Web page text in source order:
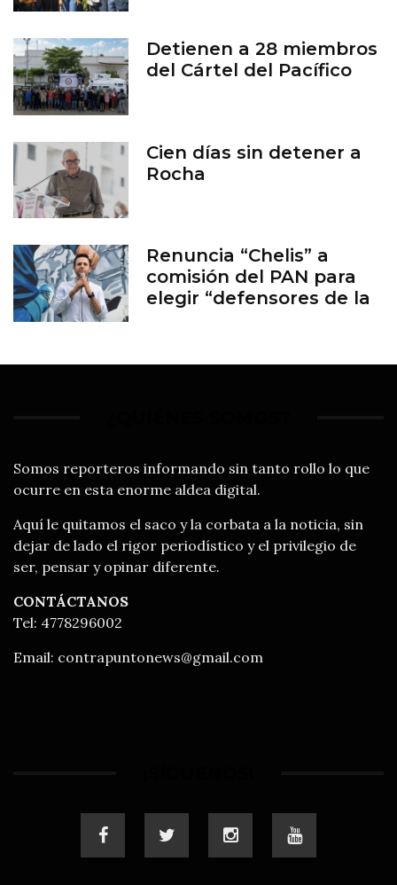
Detienen a 28 miembros
del Cártel del Pacífico
Cien días sin detener a
Rocha
Renuncia “Chelis” a
comisión del PAN para
elegir “defensores de la
Somos reporteros informando sin tanto rollo lo que
ocurre en esta enorme aldea digital.
Aquí le quitamos el saco y la corbata a la noticia, sin
dejar de lado el rigor periodístico y el privilegio de
ser, pensar y opinar diferente.
CONTÁCTANOS
Tel: 4778296002
Email: contrapuntonews@gmail.com